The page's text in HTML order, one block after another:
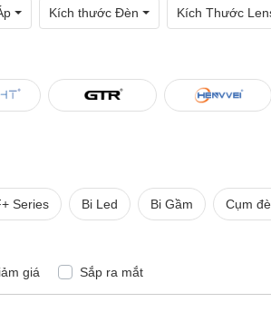
Kích thước Đèn Kích Thước
Series Bi Led Bi Gầm Cụm
giá Sắp ra mắt